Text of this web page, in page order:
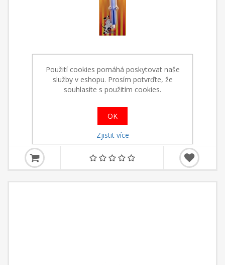
20,00 Kč s DPH
Použití cookies pomáhá poskytovat naše
služby v eshopu. Prosím potvrďte, že
souhlasíte s použitím cookies.
OK
Zjistit více